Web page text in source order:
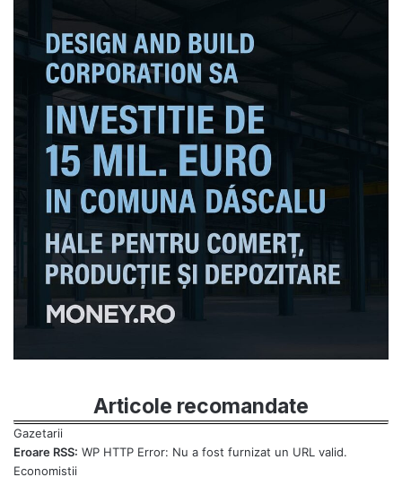
Articole recomandate
Eroare RSS: WP HTTP Error: Nu a fost furnizat un URL valid.